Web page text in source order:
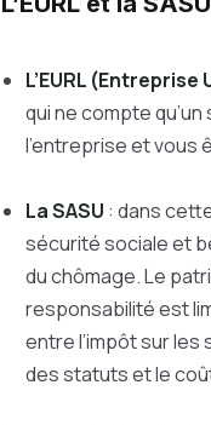
L’EURL
qui ne compte
l’entreprise et vous
La SASU : dans
sécurité sociale et
du chômage. Le
responsabilité est
entre l’impôt sur
des statuts et le